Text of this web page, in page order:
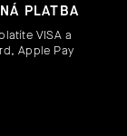
PLATBA
VISA a
Apple Pay